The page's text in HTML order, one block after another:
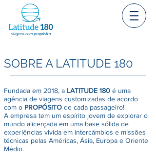
SOBRE A LATITUDE 180
Fundada em 2018, a LATITUDE 180 é uma
agência de viagens customizadas de acordo
com o PROPÓSITO de cada passageiro!
A empresa tem um espírito jovem de explorar o
mundo alicerçada em uma base sólida de
experiências vivida em intercâmbios e missões
técnicas pelas Américas, Ásia, Europa e Oriente
Médio.